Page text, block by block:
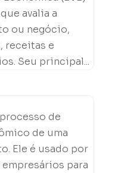
avalia a
ou negócio,
receitas e
Seu principal...
de
de uma
Ele é usado por
para